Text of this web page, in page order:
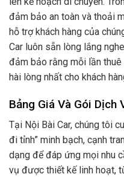
đảm bảo an toàn và thoải
hỗ trợ khách hàng của
Car luôn sẵn lòng lắng
đảm bảo rằng mỗi lần
hài lòng nhất cho khách
Bảng Giá Và Gói Dịch
Tại Nội Bài Car, chúng tôi
đi tỉnh” minh bạch, cạnh
dạng để đáp ứng mọi nhu
vụ được thiết kế linh hoạt,